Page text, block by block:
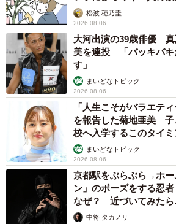
寝ているところを撮ろうとしたら＝
えのんさんは、とにかく甘えん坊で、
てちゃんだ。
「大人の保護猫なので慣れるまで2〜3
覚悟していたのですが、攻撃的でもな
ない優等生です。うちに来て以来赤
数回私の手のひらを無心に吸います。
が、あまり甘えられなかったのかもし
な挨拶」や「お土産配
やめられない理由は「周
まいどなデータ
2026.08.06
自転車通行可の歩道 電
中、小学生とあわや衝
法違反でしょ」と指摘さ
説】長澤 芳子
2026.08.06
タイの電車の中で見た
も、妊娠、けが人、お
ものが！？「だから黄色
中将 タカノリ
2026.08.06
【物価高が直撃】お盆
数 新幹線・高速バスの